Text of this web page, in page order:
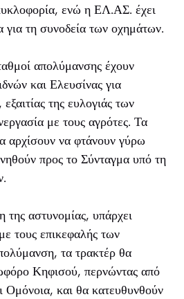
ενώ η ΕΛ.ΑΣ. έχει
για τη συνοδεία των οχημάτων.
απολύμανσης έχουν
και Ελευσίνας για
της ευλογιάς των
με τους αγρότες. Τα
αρχίσουν να φτάνουν γύρω
προς το Σύνταγμα υπό τη
της αστυνομίας, υπάρχει
τους επικεφαλής των
τα τρακτέρ θα
Κηφισού, περνώντας από
και θα κατευθυνθούν